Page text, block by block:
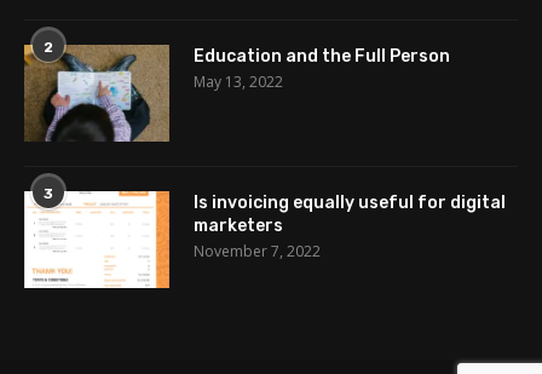
2
Education and the Full Person
May 13, 2022
3
Is invoicing equally useful for digital
marketers
November 7, 2022